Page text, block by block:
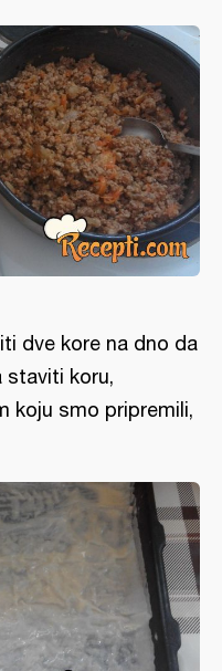
dve kore na dno da
staviti koru,
koju smo pripremili,